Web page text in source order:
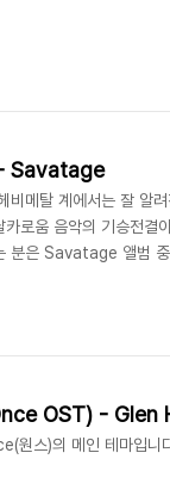
Savatage
비메탈 계에서는 잘 알
로움 음악의 기승전결
분은 Savatage 앨범
원스)의 메인 테마입니